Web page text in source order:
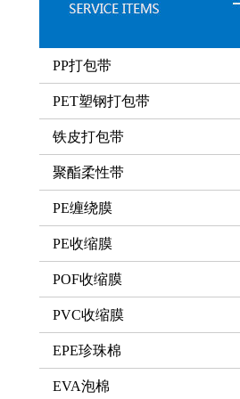
PP打包带
PET塑钢打包带
铁皮打包带
聚酯柔性带
PE缠绕膜
PE收缩膜
POF收缩膜
PVC收缩膜
EPE珍珠棉
EVA泡棉